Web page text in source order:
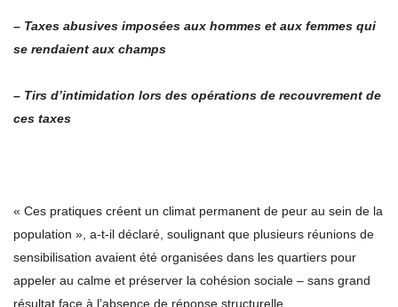
– Taxes abusives imposées aux hommes et aux femmes qui
se rendaient aux champs
– Tirs d’intimidation lors des opérations de recouvrement de
ces taxes
« Ces pratiques créent un climat permanent de peur au sein de la
population », a-t-il déclaré, soulignant que plusieurs réunions de
sensibilisation avaient été organisées dans les quartiers pour
appeler au calme et préserver la cohésion sociale – sans grand
résultat face à l’absence de réponse structurelle.